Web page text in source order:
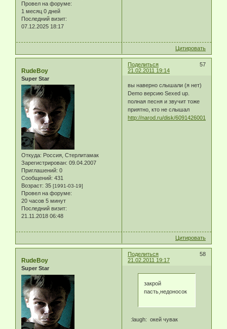
Провел на форуме:
1 месяц 0 дней
Последний визит:
07.12.2025 18:17
Цитировать
Поделиться
57
21.02.2011 19:14
RudeBoy
Super Star
Откуда: Россия, Стерлитамак
Зарегистрирован: 09.04.2007
Приглашений: 0
Сообщений: 431
Возраст: 35 [1991-03-19]
Провел на форуме:
20 часов 5 минут
Последний визит:
21.11.2018 06:48
вы наверно слышали (я нет)
Demo версию Sexed up.
полная песня и звучит тоже
приятно, кто не слышал
http://narod.ru/disk/6091426001/
Цитировать
Поделиться
58
21.02.2011 19:17
RudeBoy
Super Star
закрой
пасть,недоносок
:laugh: окей чувак